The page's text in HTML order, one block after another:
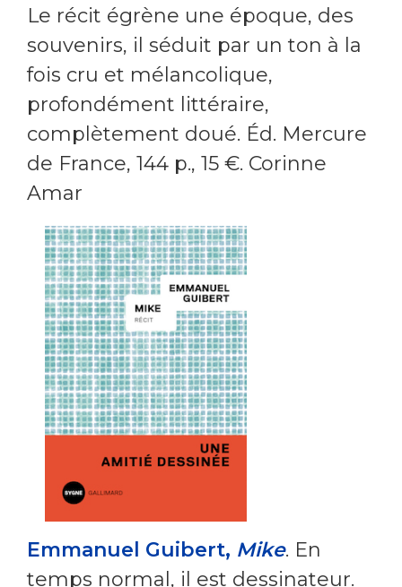
Le récit égrène une époque, des
souvenirs, il séduit par un ton à la
fois cru et mélancolique,
profondément littéraire,
complètement doué. Éd. Mercure
de France, 144 p., 15 €. Corinne
Amar
Emmanuel Guibert, Mike. En
temps normal, il est dessinateur.